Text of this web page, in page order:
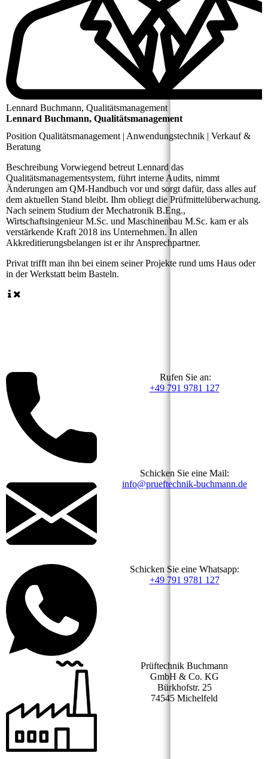
Lennard Buchmann, Qualitätsmanagement
Lennard Buchmann, Qualitätsmanagement
Position Qualitätsmanagement | Anwendungstechnik | Verkauf &
Beratung
Beschreibung Vorwiegend betreut Lennard das
Qualitätsmanagementsystem, führt interne Audits, nimmt
Änderungen am QM-Handbuch vor und sorgt dafür, dass alles auf
dem aktuellen Stand bleibt. Ihm obliegt die Prüfmittelüberwachung.
Nach seinem Studium der Mechatronik B.Eng.,
Wirtschaftsingenieur M.Sc. und Maschinenbau M.Sc. kam er als
verstärkende Kraft 2018 ins Unternehmen. In allen
Akkreditierungsbelangen ist er ihr Ansprechpartner.
Privat trifft man ihn bei einem seiner Projekte rund ums Haus oder
in der Werkstatt beim Basteln.
Rufen Sie an:
+49 791 9781 127
Schicken Sie eine Mail:
info@prueftechnik-buchmann.de
Schicken Sie eine Whatsapp:
+49 791 9781 127
Prüftechnik Buchmann
GmbH & Co. KG
Bürkhofstr. 25
74545 Michelfeld